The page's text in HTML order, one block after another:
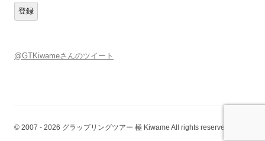
ル
ア
ス
登録
@GTKiwameさんのツイート
© 2007 - 2026 グラップリングツアー 極 Kiwame All rights reserved.